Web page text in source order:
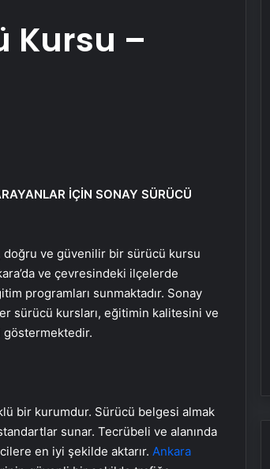
Kursu –
İÇİN SONAY SÜRÜCÜ
doğru ve güvenilir bir sürücü kursu
ve çevresindeki ilçelerde
programları sunmaktadır. Sonay
sürücü kursları, eğitimin kalitesini ve
bir kurumdur. Sürücü belgesi almak
sunar. Tecrübeli ve alanında
en iyi şekilde aktarır. Ankara